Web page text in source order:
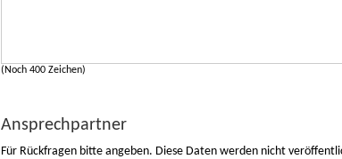
(Noch 400 Zeichen)
Ansprechpartner
Für Rückfragen bitte angeben. Diese Daten werden nicht